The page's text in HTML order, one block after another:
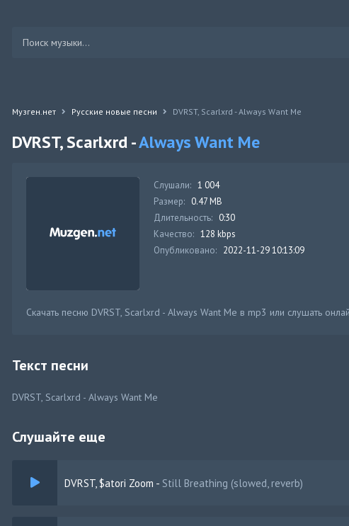
Музген.нет Русские новые песни DVRST, Scarlxrd - Always Want Me
DVRST, Scarlxrd -Always Want Me
Слушали: 1 004
Размер: 0.47 MB
Длительность: 0:30
Качество: 128 kbps
Опубликовано: 2022-11-29 10:13:09
Скачать песню DVRST, Scarlxrd - Always Want Me в mp3 или слушать
Текст песни
DVRST, Scarlxrd - Always Want Me
Слушайте еще
DVRST, $atori Zoom - Still Breathing (slowed, reverb)